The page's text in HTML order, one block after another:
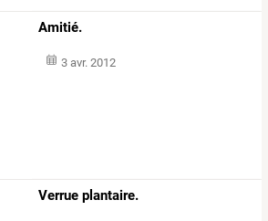
Amitié.
3 avr. 2012
Verrue plantaire.